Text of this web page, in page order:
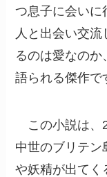
つ息子に会いに
人と出会い交
るのは愛なのか
語られる傑作で
この小説は、
中世のブリテン
や妖精が出てく